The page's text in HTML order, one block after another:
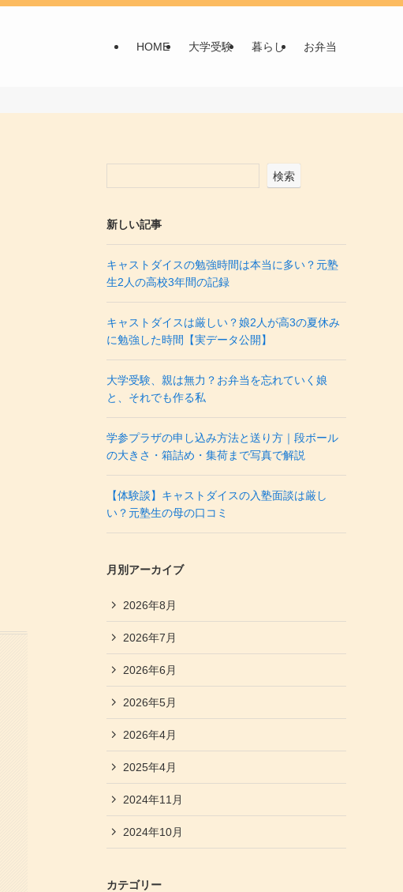
HOME 大学受験 暮らし お弁当
検索
新しい記事
キャストダイスの勉強時間は本当に多い？元塾
生2人の高校3年間の記録
キャストダイスは厳しい？娘2人が高3の夏休み
に勉強した時間【実データ公開】
大学受験、親は無力？お弁当を忘れていく娘
と、それでも作る私
学参プラザの申し込み方法と送り方｜段ボール
の大きさ・箱詰め・集荷まで写真で解説
【体験談】キャストダイスの入塾面談は厳し
い？元塾生の母の口コミ
月別アーカイブ
2026年8月
2026年7月
2026年6月
2026年5月
2026年4月
2025年4月
2024年11月
2024年10月
カテゴリー